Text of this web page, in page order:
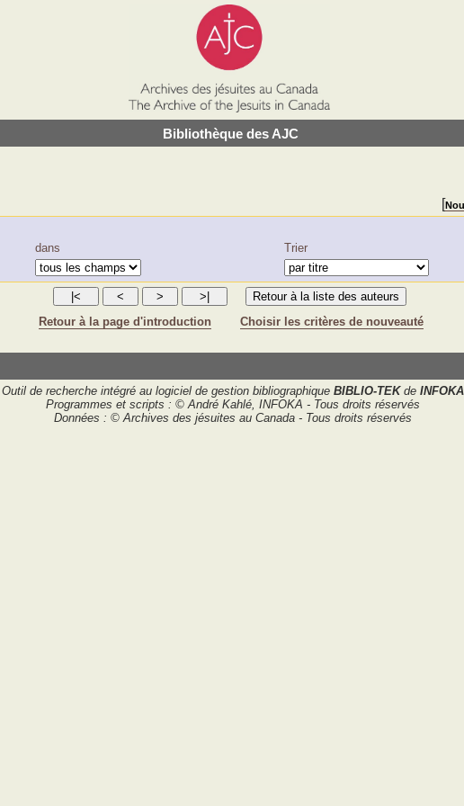
Bibliothèque des AJC
[
dans Trier
Retour à la page d'introduction Choisir les critères de nouveauté
Outil de recherche intégré au logiciel de gestion bibliographique BIBLIO-TEKde INFOKA
Programmes et scripts : © André Kahlé, INFOKA - Tous droits réservés
Données : © Archives des jésuites au Canada - Tous droits réservés